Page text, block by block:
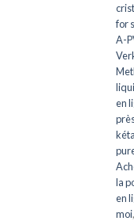
for
A-
en
la
en
moi,